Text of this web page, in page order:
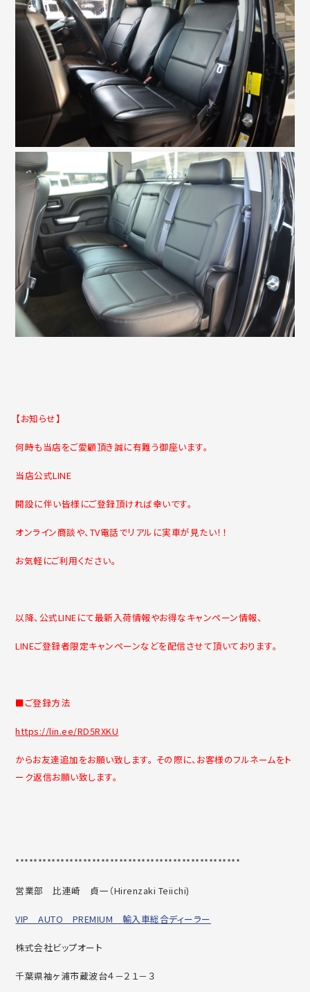
【お知らせ】
何時も当店をご愛顧頂き誠に有難う御座います。
当店公式LINE
開設に伴い皆様にご登録頂ければ幸いです。
オンライン商談や、TV電話でリアルに実車が見たい！！
お気軽にご利用ください。
以降、公式LINEにて最新入荷情報やお得なキャンペーン情報、
LINEご登録者限定キャンペーンなどを配信させて頂いております。
■ご登録方法
https://lin.ee/RD5RXKU
からお友達追加をお願い致します。 その際に、お客様のフルネームをト
ーク返信お願い致します。
**************************************************
営業部 比連崎 貞一（Hirenzaki Teiichi)
VIP AUTO PREMIUM 輸入車総合ディーラー
株式会社ビップオート
千葉県袖ヶ浦市蔵波台４－２１－３